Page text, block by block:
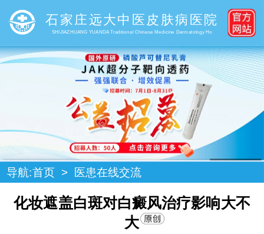
石家庄远大中医皮肤病医院
SHIJIAZHUANG YUANDA Traditional Chinese Medicine Dermatology Ho
导航:首页 > 医患在线交流
化妆遮盖白斑对白癜风治疗影响大不
大